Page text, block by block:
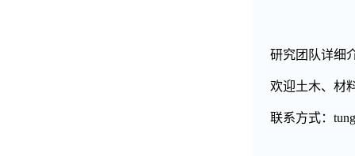
研究团队详细
欢迎土木、材
联系方式：